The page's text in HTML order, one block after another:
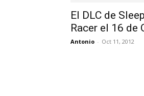
El DLC de
Racer el 16 de
Antonio - Oct 11, 2012